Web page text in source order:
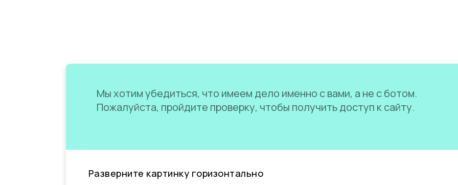
Мы хотим убедиться, что имеем дело именно с вами, а не с ботом.
Пожалуйста, пройдите проверку, чтобы получить доступ к сайту.
Разверните картинку горизонтально